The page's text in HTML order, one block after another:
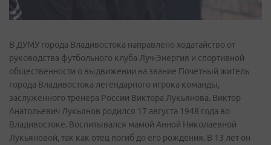
В ДУМУ города Владивостока направлено ходатайство от
руководства футбольного клуба Луч-Энергия и спортивной
общественности о выдвижении на звание Почетный житель
города Владивостока легендарного игрока команды,
заслуженного тренера России Виктора Лукьянова. Виктор
Анатольевич Лукьянов родился 17 августа 1948 года во
Владивостоке. Воспитывался мамой Анной Николаевной
Лукьяновой, так как отец погиб до его рождения. В 13 лет он